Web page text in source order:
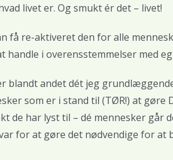
livet er. Og smukt ér det – livet!
få re-aktiveret den for alle
handle i overensstemmelser med
blandt andet dét jeg
som er i stand til (TØR!) at gøre
de har lyst til – dé mennesker går
for at gøre det nødvendige for